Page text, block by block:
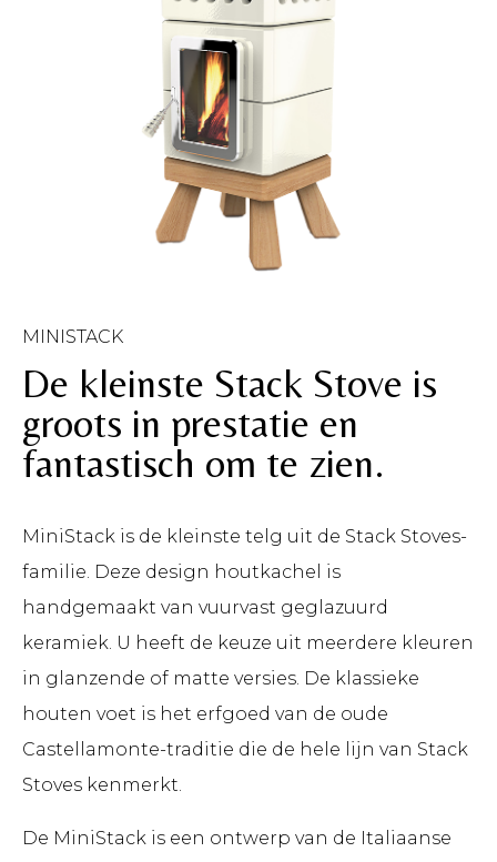
MINISTACK
De kleinste Stack Stove is
groots in prestatie en
fantastisch om te zien.
MiniStack is de kleinste telg uit de Stack Stoves-
familie. Deze design houtkachel is
handgemaakt van vuurvast geglazuurd
keramiek. U heeft de keuze uit meerdere kleuren
in glanzende of matte versies. De klassieke
houten voet is het erfgoed van de oude
Castellamonte-traditie die de hele lijn van Stack
Stoves kenmerkt.
De MiniStack is een ontwerp van de Italiaanse